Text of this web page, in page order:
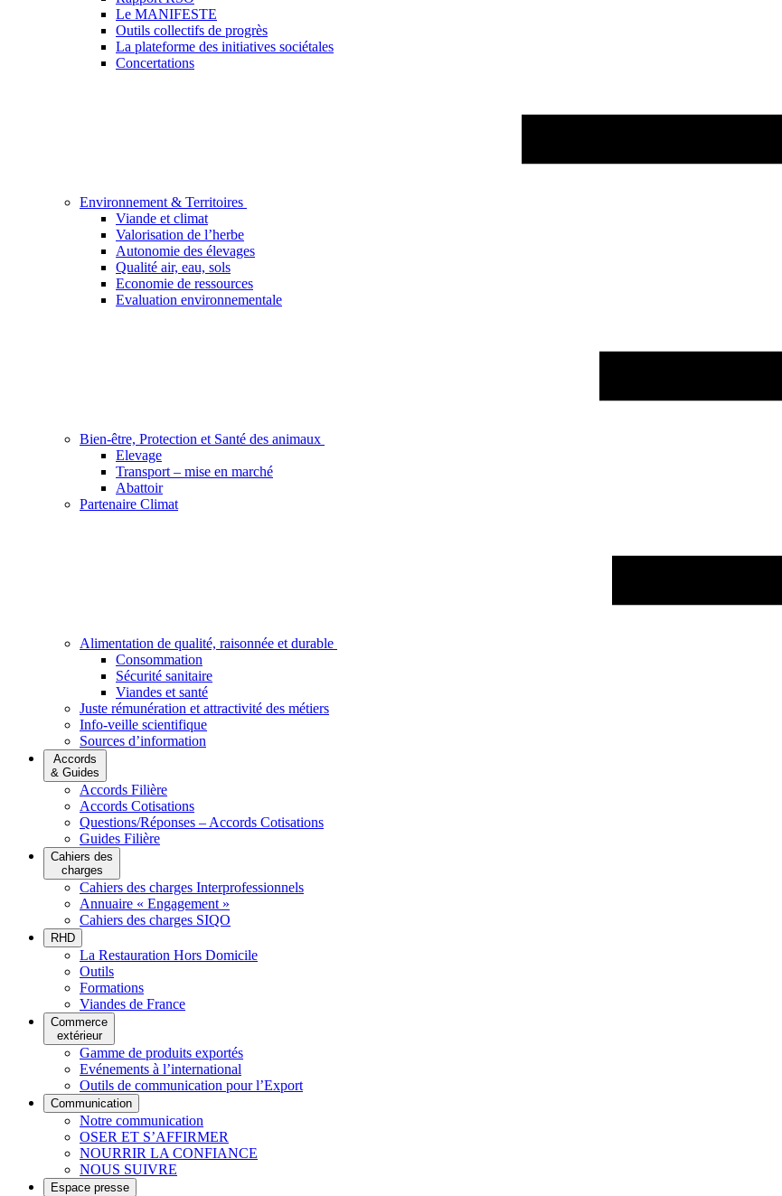
Le MANIFESTE
Outils collectifs de progrès
La plateforme des initiatives sociétales
Concertations
Environnement & Territoires
Viande et climat
Valorisation de l’herbe
Autonomie des élevages
Qualité air, eau, sols
Economie de ressources
Evaluation environnementale
Bien-être, Protection et Santé des animaux
Elevage
Transport – mise en marché
Abattoir
Partenaire Climat
Alimentation de qualité, raisonnée et durable
Consommation
Sécurité sanitaire
Viandes et santé
Juste rémunération et attractivité des métiers
Info-veille scientifique
Sources d’information
Accords
& Guides
Accords Filière
Accords Cotisations
Questions/Réponses – Accords Cotisations
Guides Filière
Cahiers des
charges
Cahiers des charges Interprofessionnels
Annuaire « Engagement »
Cahiers des charges SIQO
RHD
La Restauration Hors Domicile
Outils
Formations
Viandes de France
Commerce
extérieur
Gamme de produits exportés
Evénements à l’international
Outils de communication pour l’Export
Communication
Notre communication
OSER ET S’AFFIRMER
NOURRIR LA CONFIANCE
NOUS SUIVRE
Espace presse